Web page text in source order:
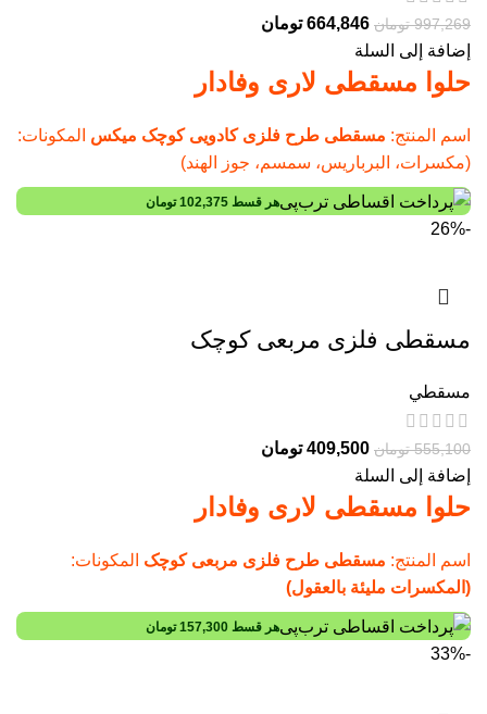
997,269 تومان 664,846 تومان
إضافة إلى السلة
حلوا مسقطی لاری وفادار
اسم المنتج: مسقطی طرح فلزی کادویی کوچک میکس المكونات:
(مكسرات، البرباریس، سمسم، جوز الهند)
هر قسط 102,375 تومان
-26%
مسقطی فلزی مربعی کوچک
مسقطي
555,100 تومان 409,500 تومان
إضافة إلى السلة
حلوا مسقطی لاری وفادار
اسم المنتج: مسقطی طرح فلزی مربعی کوچک المكونات:
( المكسرات مليئة بالعقول)
هر قسط 157,300 تومان
-33%